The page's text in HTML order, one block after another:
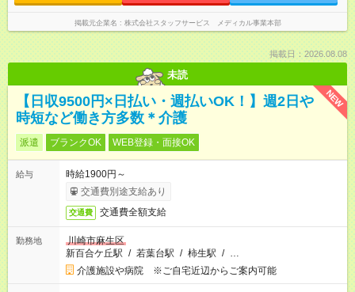
掲載元企業名 株式会社スタッフサービス メディカル事業本部
掲載日：2026.08.08
未読
NEW
【日収9500円×日払い・週払いOK！】週2日や
時短など働き方多数＊介護
派遣 ブランクOK WEB登録・面接OK
給与
時給1900円～
交通費別途支給あり
交通費 交通費全額支給
勤務地
川崎市麻生区
新百合ケ丘駅 / 若葉台駅 / 柿生駅 / …
介護施設や病院 ※ご自宅近辺からご案内可能